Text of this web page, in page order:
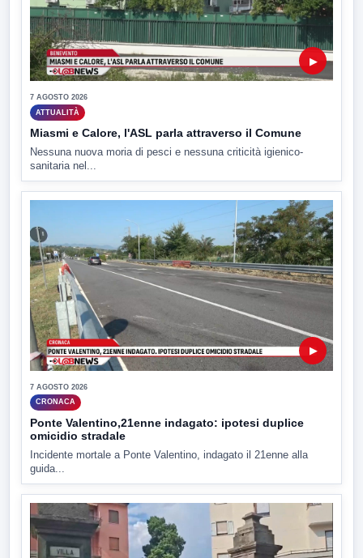
▶
7 AGOSTO 2026
ATTUALITÀ
Miasmi e Calore, l'ASL parla attraverso il Comune
Nessuna nuova moria di pesci e nessuna criticità igienico-
sanitaria nel...
▶
7 AGOSTO 2026
CRONACA
Ponte Valentino,21enne indagato: ipotesi duplice
omicidio stradale
Incidente mortale a Ponte Valentino, indagato il 21enne alla
guida...